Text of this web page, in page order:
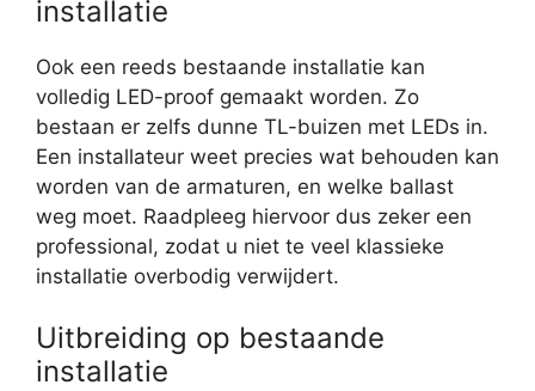
installatie
Ook een reeds bestaande installatie kan
volledig LED-proof gemaakt worden. Zo
bestaan er zelfs dunne TL-buizen met LEDs in.
Een installateur weet precies wat behouden kan
worden van de armaturen, en welke ballast
weg moet. Raadpleeg hiervoor dus zeker een
professional, zodat u niet te veel klassieke
installatie overbodig verwijdert.
Uitbreiding op bestaande
installatie